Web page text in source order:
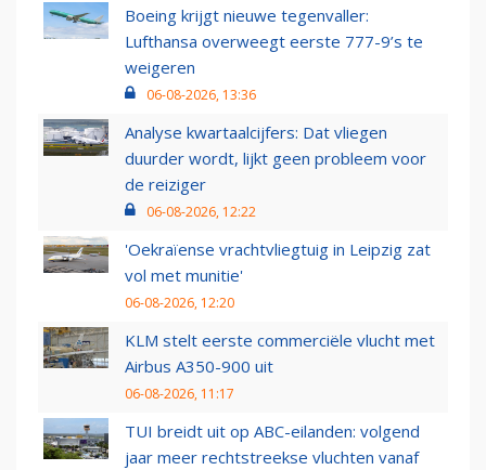
Boeing krijgt nieuwe tegenvaller:
Lufthansa overweegt eerste 777-9’s te
weigeren
06-08-2026, 13:36
Analyse kwartaalcijfers: Dat vliegen
duurder wordt, lijkt geen probleem voor
de reiziger
06-08-2026, 12:22
'Oekraïense vrachtvliegtuig in Leipzig zat
vol met munitie'
06-08-2026, 12:20
KLM stelt eerste commerciële vlucht met
Airbus A350-900 uit
06-08-2026, 11:17
TUI breidt uit op ABC-eilanden: volgend
jaar meer rechtstreekse vluchten vanaf